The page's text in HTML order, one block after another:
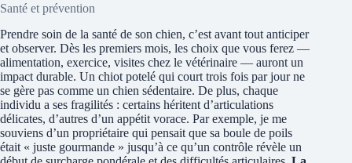
Santé et prévention
Prendre soin de la santé de son chien, c’est avant tout anticiper
et observer. Dès les premiers mois, les choix que vous ferez —
alimentation, exercice, visites chez le vétérinaire — auront un
impact durable. Un chiot potelé qui court trois fois par jour ne
se gère pas comme un chien sédentaire. De plus, chaque
individu a ses fragilités : certains héritent d’articulations
délicates, d’autres d’un appétit vorace. Par exemple, je me
souviens d’un propriétaire qui pensait que sa boule de poils
était « juste gourmande » jusqu’à ce qu’un contrôle révèle un